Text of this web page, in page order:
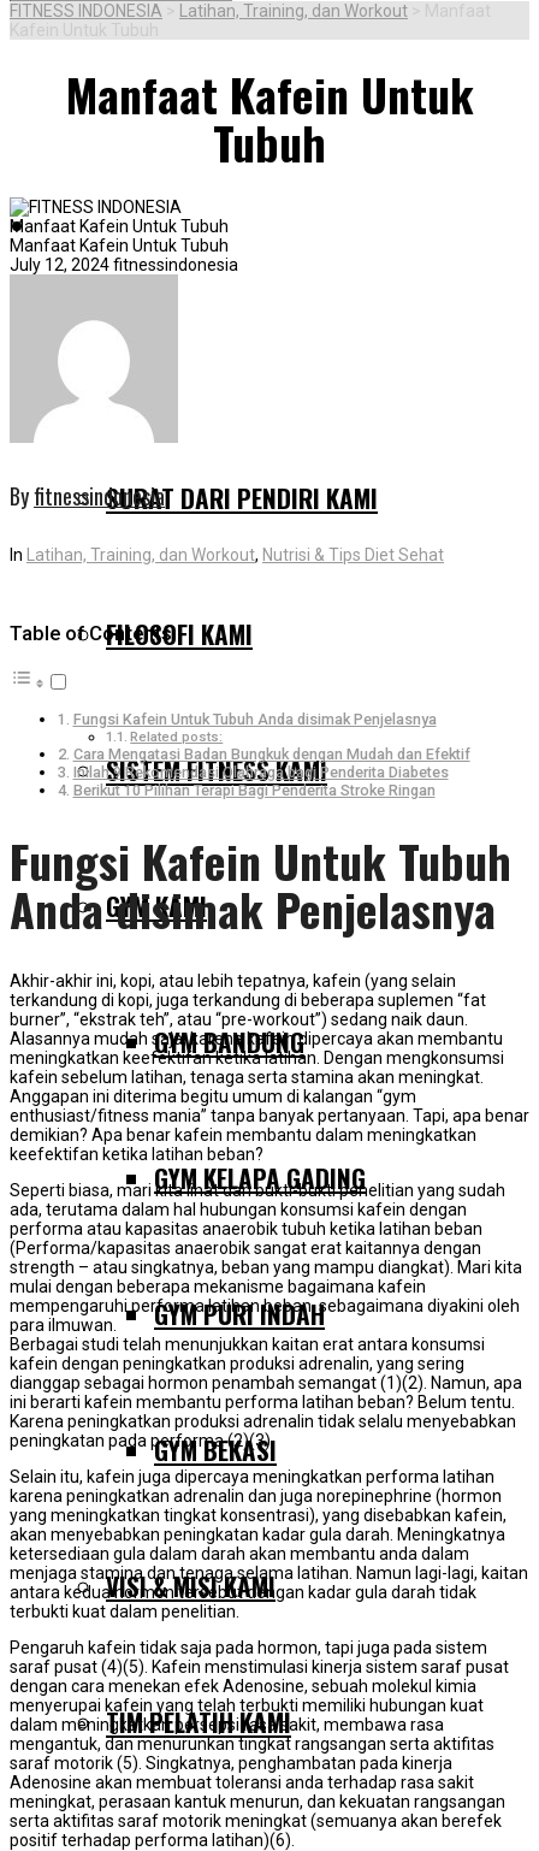
BERANDA
MENGAPA KAMI BERBEDA
SURAT DARI PENDIRI KAMI
FILOSOFI KAMI
SISTEM FITNESS KAMI
GYM KAMI
GYM BANDUNG
GYM KELAPA GADING
GYM PURI INDAH
GYM BEKASI
VISI & MISI KAMI
TIM PELATIH KAMI
FITNESS INDONESIA > Latihan, Training, dan Workout > Manfaat
Kafein Untuk Tubuh
Manfaat Kafein Untuk
Tubuh
Manfaat Kafein Untuk Tubuh
Manfaat Kafein Untuk Tubuh
July 12, 2024fitnessindonesia
Byfitnessindonesia
In Latihan, Training, dan Workout, Nutrisi & Tips Diet Sehat
Table of Contents
Fungsi Kafein Untuk Tubuh Anda disimak Penjelasnya
Related posts:
Cara Mengatasi Badan Bungkuk dengan Mudah dan Efektif
Inilah 9 Rekomendasi Olahraga bagi Penderita Diabetes
Berikut 10 Pilihan Terapi Bagi Penderita Stroke Ringan
Fungsi Kafein Untuk Tubuh
Anda disimak Penjelasnya
Akhir-akhir ini, kopi, atau lebih tepatnya, kafein (yang selain
terkandung di kopi, juga terkandung di beberapa suplemen “fat
burner”, “ekstrak teh”, atau “pre-workout”) sedang naik daun.
Alasannya mudah saja, karena kafein dipercaya akan membantu
meningkatkan keefektifan ketika latihan. Dengan mengkonsumsi
kafein sebelum latihan, tenaga serta stamina akan meningkat.
Anggapan ini diterima begitu umum di kalangan “gym
enthusiast/fitness mania” tanpa banyak pertanyaan. Tapi, apa benar
demikian? Apa benar kafein membantu dalam meningkatkan
keefektifan ketika latihan beban?
Seperti biasa, mari kita lihat dari bukti-bukti penelitian yang sudah
ada, terutama dalam hal hubungan konsumsi kafein dengan
performa atau kapasitas anaerobik tubuh ketika latihan beban
(Performa/kapasitas anaerobik sangat erat kaitannya dengan
strength – atau singkatnya, beban yang mampu diangkat). Mari kita
mulai dengan beberapa mekanisme bagaimana kafein
mempengaruhi performa latihan beban, sebagaimana diyakini oleh
para ilmuwan.
Berbagai studi telah menunjukkan kaitan erat antara konsumsi
kafein dengan peningkatkan produksi adrenalin, yang sering
dianggap sebagai hormon penambah semangat (1)(2). Namun, apa
ini berarti kafein membantu performa latihan beban? Belum tentu.
Karena peningkatkan produksi adrenalin tidak selalu menyebabkan
peningkatan pada performa (2)(3).
Selain itu, kafein juga dipercaya meningkatkan performa latihan
karena peningkatkan adrenalin dan juga norepinephrine (hormon
yang meningkatkan tingkat konsentrasi), yang disebabkan kafein,
akan menyebabkan peningkatan kadar gula darah. Meningkatnya
ketersediaan gula dalam darah akan membantu anda dalam
menjaga stamina dan tenaga selama latihan. Namun lagi-lagi, kaitan
antara kedua hormon tersebut dengan kadar gula darah tidak
terbukti kuat dalam penelitian.
Pengaruh kafein tidak saja pada hormon, tapi juga pada sistem
saraf pusat (4)(5). Kafein menstimulasi kinerja sistem saraf pusat
dengan cara menekan efek Adenosine, sebuah molekul kimia
menyerupai kafein yang telah terbukti memiliki hubungan kuat
dalam meningkatkan persepsi rasa sakit, membawa rasa
mengantuk, dan menurunkan tingkat rangsangan serta aktifitas
saraf motorik (5). Singkatnya, penghambatan pada kinerja
Adenosine akan membuat toleransi anda terhadap rasa sakit
meningkat, perasaan kantuk menurun, dan kekuatan rangsangan
serta aktifitas saraf motorik meningkat (semuanya akan berefek
positif terhadap performa latihan)(6).